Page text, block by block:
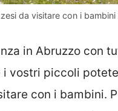
da visitare con i
in Abruzzo con
vostri piccoli
con i bambini.